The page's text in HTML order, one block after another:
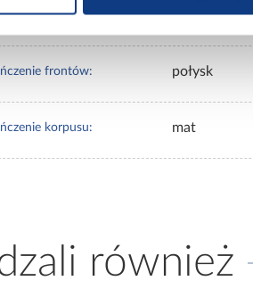
3-drzwiowa
frontów: połysk
korpusu: mat
również